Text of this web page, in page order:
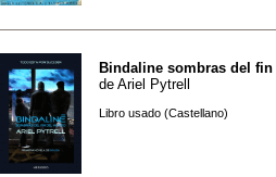
Bindaline sombras del
de Ariel Pytrell
Libro usado (Castellano)